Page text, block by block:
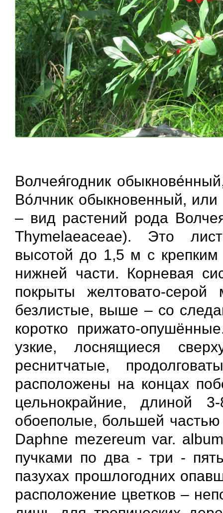
Волчея́годник
Во́лчник обыкновенный,
– вид растений рода
Thymelaeaceae). Это
высотой до 1,5 м с
нижней части. Корневая
покрыты желтовато-
безлистые, выше – со
коротко прижато-
узкие, лоснящиеся
реснитчатые,
расположены на концах
цельнокрайние,
обоеполые, большей
Daphne mezereum var.
пучками по два - три -
пазухах прошлогодних
расположение цветков –